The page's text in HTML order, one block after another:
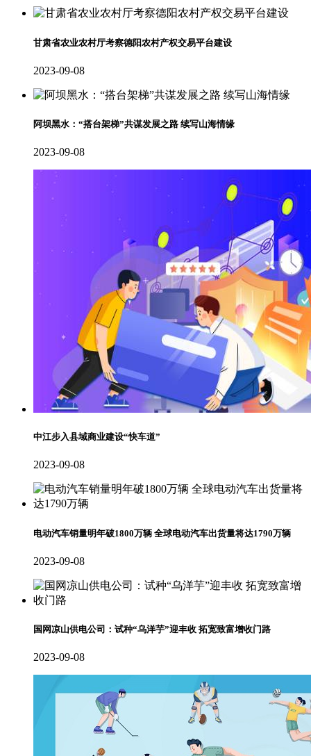
甘肃省农业农村厅考察德阳农村产权交易平台建设
2023-09-08
阿坝黑水：“搭台架梯”共谋发展之路 续写山海情缘
2023-09-08
中江步入县域商业建设“快车道”
2023-09-08
电动汽车销量明年破1800万辆 全球电动汽车出货量将达1790万辆
2023-09-08
国网凉山供电公司：试种“乌洋芋”迎丰收 拓宽致富增收门路
2023-09-08